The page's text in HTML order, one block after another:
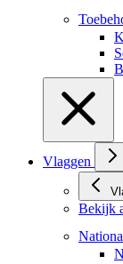
Vlaggen
Bekijk